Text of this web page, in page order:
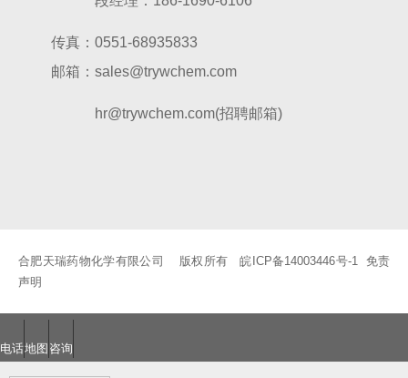
传真：0551-68935833
邮箱：sales@trywchem.com
hr@trywchem.com(招聘邮箱)
合肥天瑞药物化学有限公司 版权所有皖ICP备14003446号-1
免责
声明
电话地图 咨询